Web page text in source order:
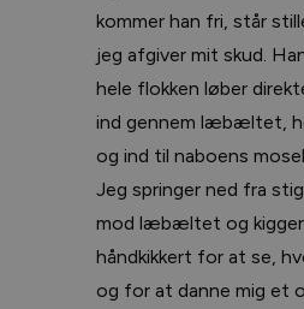
kommer han fri, står
jeg afgiver mit skud.
hele flokken løber
ind gennem læbæltet,
og ind til naboens
Jeg springer ned fra
mod læbæltet og kigger
håndkikkert for at se,
og for at danne mig et